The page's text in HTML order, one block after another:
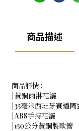
商品描述
商品詳情 :
| 黃銅雨淋花灑
| 35毫米西班牙賽道陶
| ABS手持花灑
| 150公分黃銅製軟管